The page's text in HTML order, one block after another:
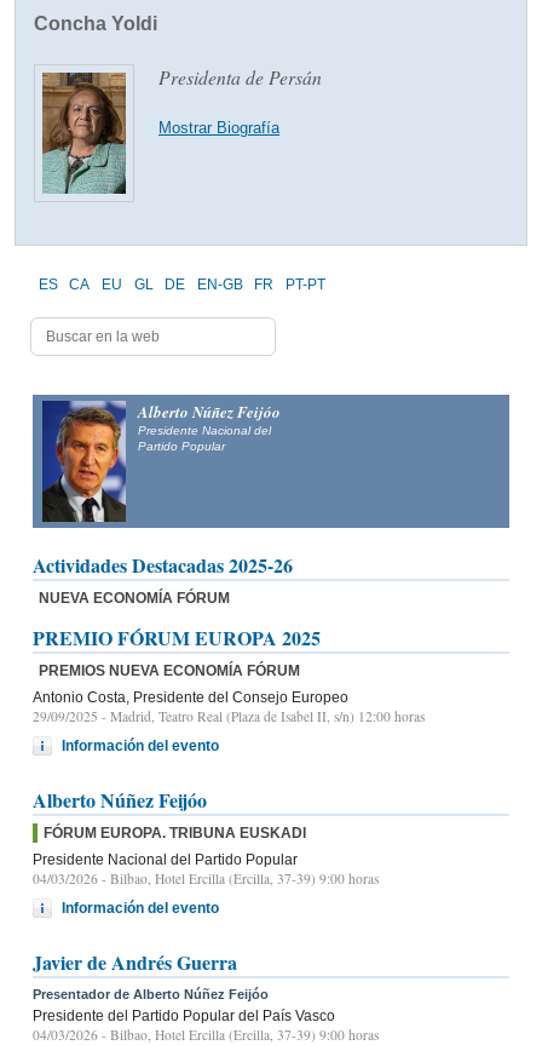
Concha Yoldi
Presidenta de Persán
Mostrar Biografía
ES CA EU GL DE EN-GB FR PT-PT
Alberto Núñez Feijóo
Presidente Nacional del
Partido Popular
Actividades Destacadas 2025-26
NUEVA ECONOMÍA FÓRUM
PREMIO FÓRUM EUROPA 2025
PREMIOS NUEVA ECONOMÍA FÓRUM
Antonio Costa, Presidente del Consejo Europeo
29/09/2025 - Madrid, Teatro Real (Plaza de Isabel II, s/n) 12:00 horas
Información del evento
Alberto Núñez Feijóo
FÓRUM EUROPA. TRIBUNA EUSKADI
Presidente Nacional del Partido Popular
04/03/2026 - Bilbao, Hotel Ercilla (Ercilla, 37-39) 9:00 horas
Información del evento
Javier de Andrés Guerra
Presentador de Alberto Núñez Feijóo
Presidente del Partido Popular del País Vasco
04/03/2026 - Bilbao, Hotel Ercilla (Ercilla, 37-39) 9:00 horas